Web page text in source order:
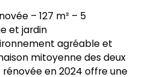
– 127 m² – 5
et jardin
agréable et
mitoyenne des deux
en 2024 offre une